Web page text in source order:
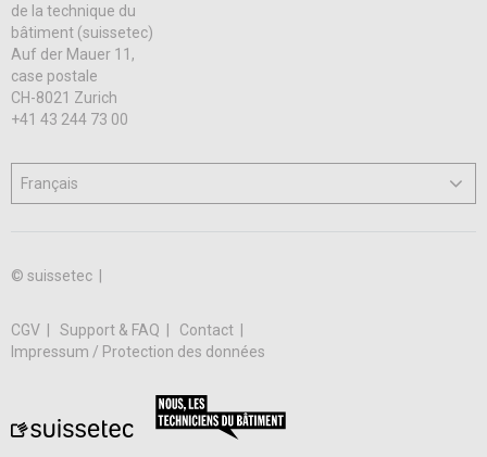
de la technique du
bâtiment (suissetec)
Auf der Mauer 11,
case postale
CH-8021 Zurich
+41 43 244 73 00
© suissetec |
CGV Support & FAQ
Contact
Impressum / Protection des données